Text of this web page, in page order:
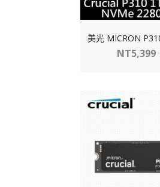
NT5,399